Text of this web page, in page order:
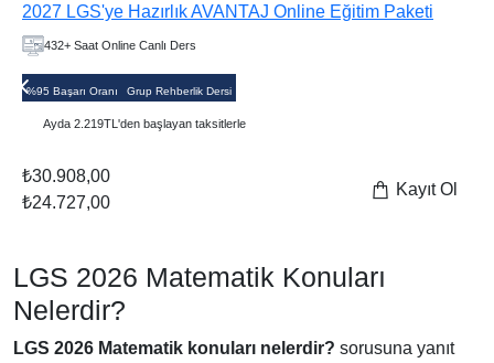
2027 LGS'ye Hazırlık AVANTAJ Online Eğitim Paketi
432+ Saat Online Canlı Ders
%95 Başarı Oranı Grup Rehberlik Dersi
Ayda 2.219TL'den başlayan taksitlerle
₺30.908,00
₺24.727,00
Kayıt Ol
LGS 2026 Matematik Konuları
Nelerdir?
LGS 2026 Matematik konuları nelerdir? sorusuna yanıt